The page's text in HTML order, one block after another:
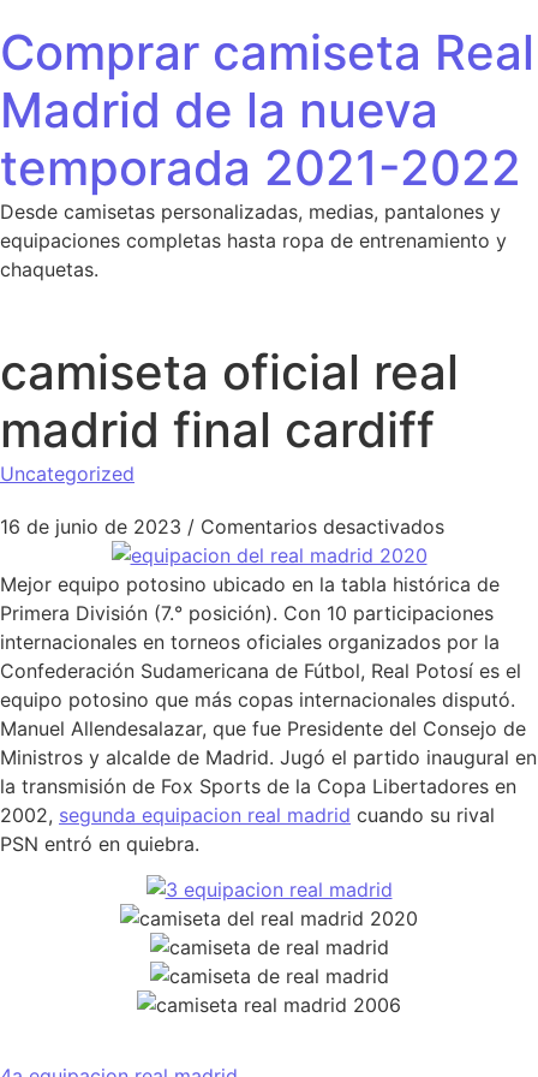
Comprar camiseta Real
Madrid de la nueva
temporada 2021-2022
Desde camisetas personalizadas, medias, pantalones y
equipaciones completas hasta ropa de entrenamiento y
chaquetas.
camiseta oficial real
madrid final cardiff
Uncategorized
16 de junio de 2023 / Comentarios desactivadosen
Mejor equipo potosino ubicado en la tabla histórica de
Primera División (7.° posición). Con 10 participaciones
internacionales en torneos oficiales organizados por la
Confederación Sudamericana de Fútbol, Real Potosí es el
equipo potosino que más copas internacionales disputó.
Manuel Allendesalazar, que fue Presidente del Consejo de
Ministros y alcalde de Madrid. Jugó el partido inaugural en
la transmisión de Fox Sports de la Copa Libertadores en
2002, segunda equipacion real madrid cuando su rival
PSN entró en quiebra.